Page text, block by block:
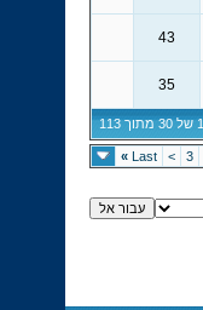
43
35
3
>
Last
»